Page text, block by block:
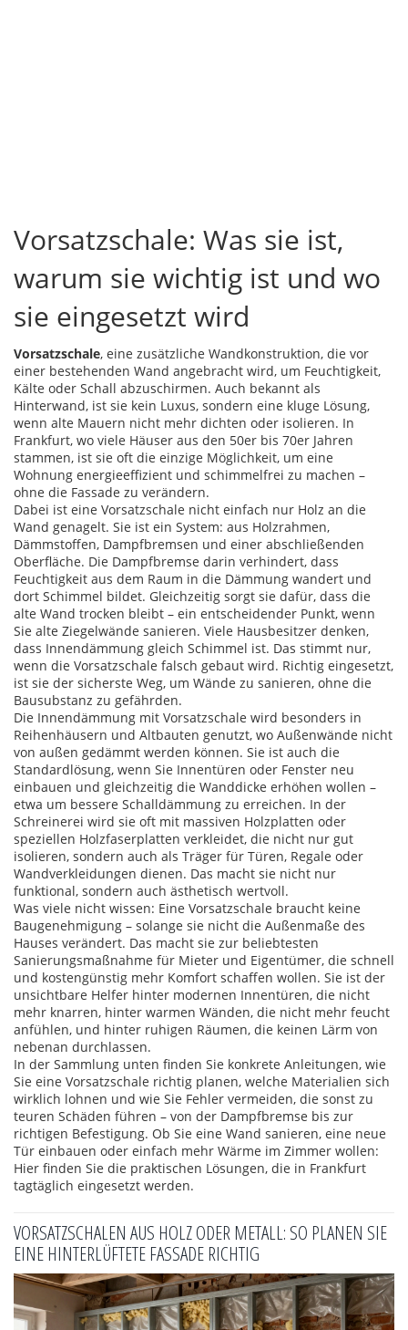
Vorsatzschale: Was sie ist,
warum sie wichtig ist und wo
sie eingesetzt wird
Vorsatzschale, eine zusätzliche Wandkonstruktion, die vor
einer bestehenden Wand angebracht wird, um Feuchtigkeit,
Kälte oder Schall abzuschirmen. Auch bekannt als
Hinterwand, ist sie kein Luxus, sondern eine kluge Lösung,
wenn alte Mauern nicht mehr dichten oder isolieren. In
Frankfurt, wo viele Häuser aus den 50er bis 70er Jahren
stammen, ist sie oft die einzige Möglichkeit, um eine
Wohnung energieeffizient und schimmelfrei zu machen –
ohne die Fassade zu verändern.
Dabei ist eine Vorsatzschale nicht einfach nur Holz an die
Wand genagelt. Sie ist ein System: aus Holzrahmen,
Dämmstoffen, Dampfbremsen und einer abschließenden
Oberfläche. Die Dampfbremse darin verhindert, dass
Feuchtigkeit aus dem Raum in die Dämmung wandert und
dort Schimmel bildet. Gleichzeitig sorgt sie dafür, dass die
alte Wand trocken bleibt – ein entscheidender Punkt, wenn
Sie alte Ziegelwände sanieren. Viele Hausbesitzer denken,
dass Innendämmung gleich Schimmel ist. Das stimmt nur,
wenn die Vorsatzschale falsch gebaut wird. Richtig eingesetzt,
ist sie der sicherste Weg, um Wände zu sanieren, ohne die
Bausubstanz zu gefährden.
Die Innendämmung mit Vorsatzschale wird besonders in
Reihenhäusern und Altbauten genutzt, wo Außenwände nicht
von außen gedämmt werden können. Sie ist auch die
Standardlösung, wenn Sie Innentüren oder Fenster neu
einbauen und gleichzeitig die Wanddicke erhöhen wollen –
etwa um bessere Schalldämmung zu erreichen. In der
Schreinerei wird sie oft mit massiven Holzplatten oder
speziellen Holzfaserplatten verkleidet, die nicht nur gut
isolieren, sondern auch als Träger für Türen, Regale oder
Wandverkleidungen dienen. Das macht sie nicht nur
funktional, sondern auch ästhetisch wertvoll.
Was viele nicht wissen: Eine Vorsatzschale braucht keine
Baugenehmigung – solange sie nicht die Außenmaße des
Hauses verändert. Das macht sie zur beliebtesten
Sanierungsmaßnahme für Mieter und Eigentümer, die schnell
und kostengünstig mehr Komfort schaffen wollen. Sie ist der
unsichtbare Helfer hinter modernen Innentüren, die nicht
mehr knarren, hinter warmen Wänden, die nicht mehr feucht
anfühlen, und hinter ruhigen Räumen, die keinen Lärm von
nebenan durchlassen.
In der Sammlung unten finden Sie konkrete Anleitungen, wie
Sie eine Vorsatzschale richtig planen, welche Materialien sich
wirklich lohnen und wie Sie Fehler vermeiden, die sonst zu
teuren Schäden führen – von der Dampfbremse bis zur
richtigen Befestigung. Ob Sie eine Wand sanieren, eine neue
Tür einbauen oder einfach mehr Wärme im Zimmer wollen:
Hier finden Sie die praktischen Lösungen, die in Frankfurt
tagtäglich eingesetzt werden.
VORSATZSCHALEN AUS HOLZ ODER METALL: SO PLANEN SIE
EINE HINTERLÜFTETE FASSADE RICHTIG